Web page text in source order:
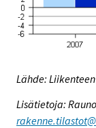
Lähde:
Lisätietoja: